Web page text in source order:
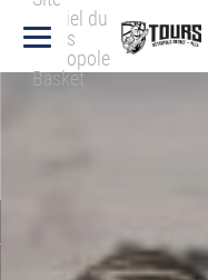
officiel du
Tours
Métropole
Basket